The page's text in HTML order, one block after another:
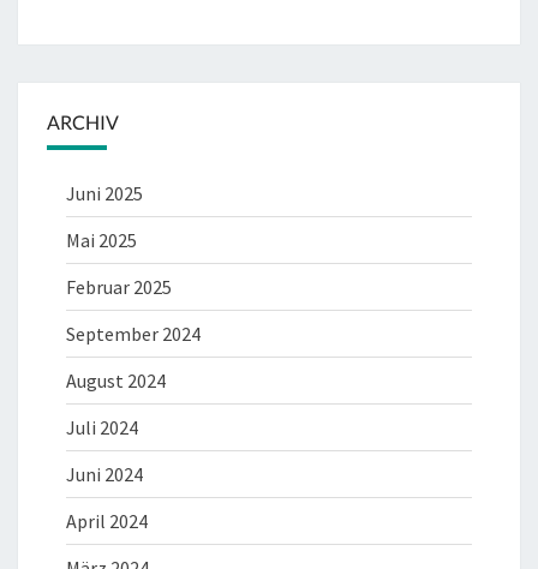
ARCHIV
Juni 2025
Mai 2025
Februar 2025
September 2024
August 2024
Juli 2024
Juni 2024
April 2024